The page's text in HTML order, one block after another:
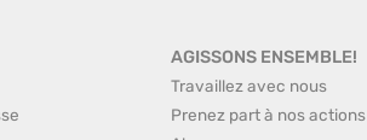
AGISSONS ENSEMBLE!
Travaillez avec nous
Prenez part à nos actions